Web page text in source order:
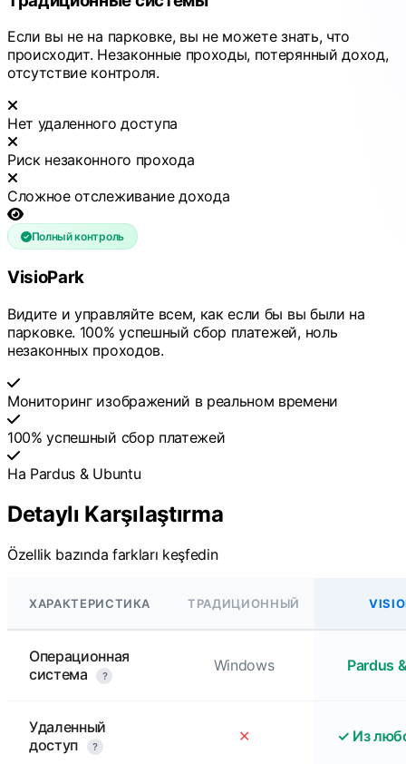
Если вы не на парковке, вы не можете знать, что
происходит. Незаконные проходы, потерянный доход,
отсутствие контроля.
Нет удаленного доступа
Риск незаконного прохода
Сложное отслеживание дохода
Полный контроль
VisioPark
Видите и управляйте всем, как если бы вы были на
парковке. 100% успешный сбор платежей, ноль
незаконных проходов.
Мониторинг изображений в реальном времени
100% успешный сбор платежей
На Pardus & Ubuntu
Detaylı Karşılaştırma
Özellik bazında farkları keşfedin
ХАРАКТЕРИСТИКА ТРАДИЦИОННЫЙ
Операционная
система
?
Windows Pardus
Удаленный
доступ
?
✕ ✓ Из